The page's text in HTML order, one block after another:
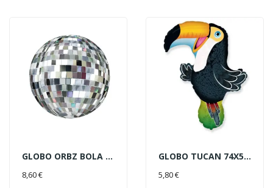
GLOBO ORBZ BOLA DISCO 38X40C
8,60 €
GLOBO TUCAN 74X56CM
5,80 €